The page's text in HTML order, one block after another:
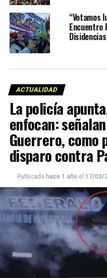
“Votamos
Encuentro
Disidencias
ACTUALIDAD
La policía
enfocan:
Guerrero, como
disparo contra
Publicada hace 1 año el 17/03/